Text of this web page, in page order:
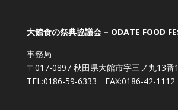
大館食の祭典協議会 – ODATE FOOD
事務局
〒017-0897 秋田県大館市字三ノ丸13番
TEL:0186-59-6333 FAX:0186-42-1112